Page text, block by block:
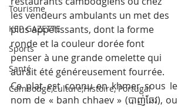
Tourisme
KEP GAZETTE
Sports
Santé
Cambodge,Culture,Histoire, Portugal
les vendeurs ambulants un met des
plus appétissants, dont la forme
ronde et la couleur dorée font
penser à une grande omelette qui
aurait été généreusement fourrée.
Ce plat est connu en khmer sous le
nom de « banh chhaev » (បាញ់ឆែវ), ou